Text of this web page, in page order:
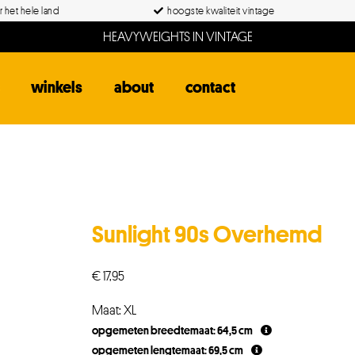
het hele land hoogste kwaliteit vintage
HEAVYWEIGHTS IN VINTAGE
winkels about contact
Sunlight 90s Overhemd
€17,95
Maat: XL
opgemeten breedtemaat: 64,5 cm
opgemeten lengtemaat: 69,5 cm